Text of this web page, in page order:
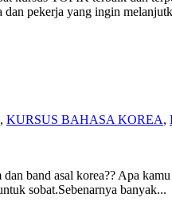
pekerja yang ingin
, KURSUS BAHASA KOREA,
band asal korea?? Apa
sobat.Sebenarnya banyak...